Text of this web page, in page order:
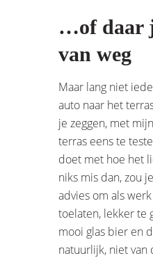
…of daar
van weg
Maar lang niet
auto naar het
je zeggen, met
terras eens te
doet met hoe het
niks mis dan, zou
advies om als
toelaten, lekker te
mooi glas bier en
natuurlijk, niet van